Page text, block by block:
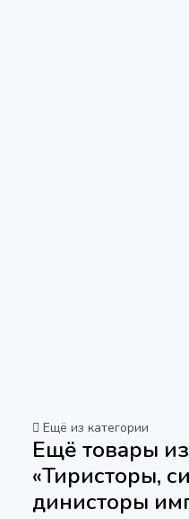
Ещё из категории
Ещё товары
«Тиристоры,
динисторы